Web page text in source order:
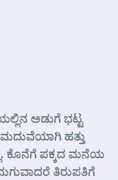
ಅಡುಗೆ ಭಟ್ಟ
ಮದುವೆಯಾಗಿ ಹತ್ತು
ಕೊನೆಗೆ ಪಕ್ಕದ ಮನೆಯ
ತಿರುಪತಿಗೆ